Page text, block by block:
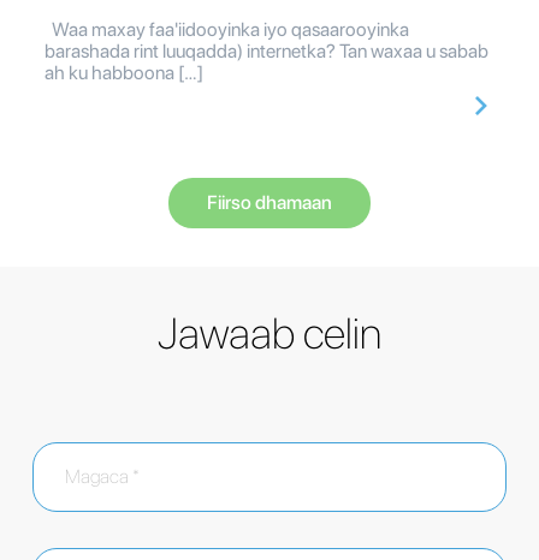
Waa maxay faa'iidooyinka iyo qasaarooyinka
barashada rint luuqadda) internetka? Tan waxaa u sabab
ah ku habboona […]
Fiirso dhamaan
Jawaab celin